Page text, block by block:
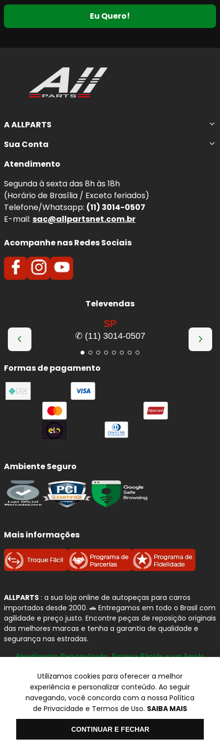
Eu Quero!
A ALLPARTS
Sua Conta
Atendimento
Segunda à sexta das 8h às 18h
(Horário de Brasília / Exceto feriados)
Telefone/Whatsapp: (11) 3014-0507
E-mail: sac@allpartsnet.com.br
Acompanhe nas Redes Sociais
Televendas
SP
✆ (11) 3014-0507
Formas de pagamento
Ambiente Seguro
Mais informações
ALLPARTS : a sua loja online de autopeças para carros
importados desde 2000. 🚗 Entregamos em todo o Brasil com
agilidade e preço justo. Encontre peças de reposição originais
das melhores marcas e tenha a garantia de qualidade e
segurança nas estradas.
Atendimento Personalizado, Entrega Rápida e um Amplo
© Copyright 2000-2026
ALLPARTS Com. de Peças Automotivas Ltda.
CNPJ 03.724.695/0001-42 - Av. Avelino Capellato, 450 - Santa
Claudina - Vinhedo/SP - CEP 13284-480.
Utilizamos cookies para oferecer a melhor
experiência e personalizar conteúdo. Ao seguir
navegando, você concorda com a nossa Política
de Privacidade e Termos de Uso. SAIBA MAIS
CONTINUAR E FECHAR